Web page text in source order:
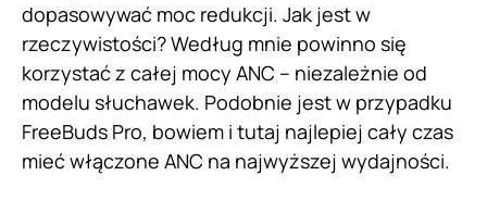
dopasowywać moc redukcji. Jak jest w
rzeczywistości? Według mnie powinno się
korzystać z całej mocy ANC – niezależnie od
modelu słuchawek. Podobnie jest w przypadku
FreeBuds Pro, bowiem i tutaj najlepiej cały czas
mieć włączone ANC na najwyższej wydajności.